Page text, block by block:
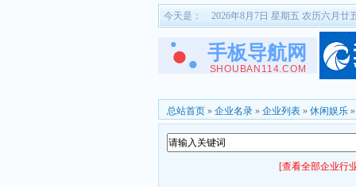
今天是： 2026年8月7日 星期五 农历六月廿
总站首页 » 企业名录 » 企业列表 » 休闲娱乐
[查看全部企业行